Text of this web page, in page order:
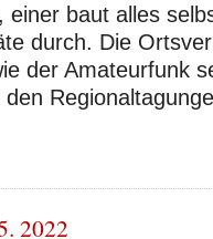
einer baut alles
durch. Die
der Amateurfunk
2022